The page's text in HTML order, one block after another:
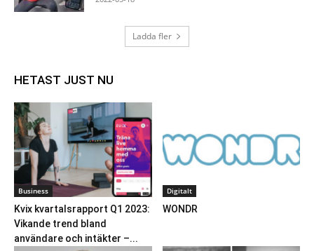
Ladda fler
HETAST JUST NU
Business
Kvix kvartalsrapport Q1 2023:
Vikande trend bland
användare och intäkter –...
Digitalt
WONDR